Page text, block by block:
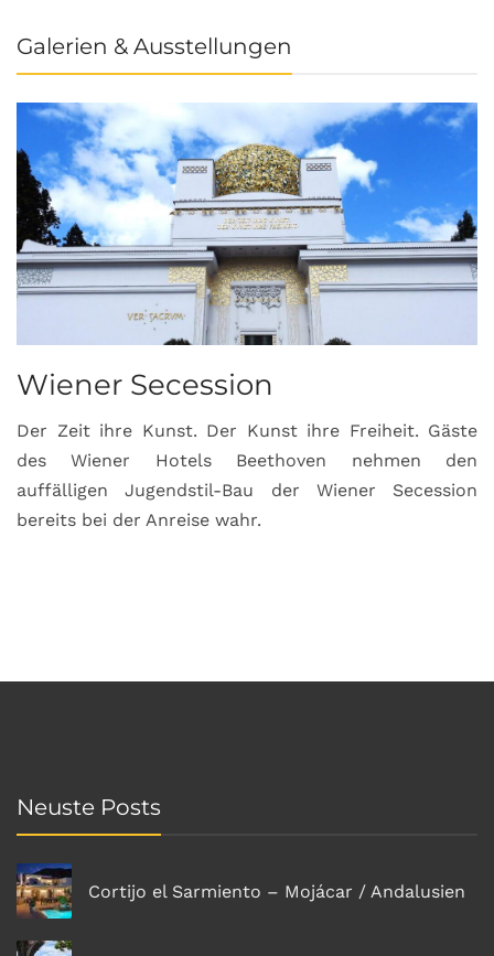
Galerien & Ausstellungen
Wiener Secession
Der Zeit ihre Kunst. Der Kunst ihre Freiheit. Gäste
des Wiener Hotels Beethoven nehmen den
auffälligen Jugendstil-Bau der Wiener Secession
bereits bei der Anreise wahr.
Neuste Posts
Cortijo el Sarmiento – Mojácar / Andalusien